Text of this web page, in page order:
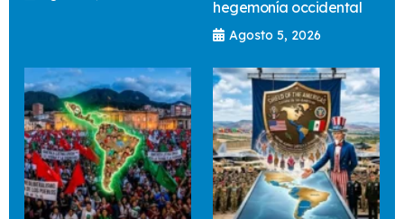
hegemonía occidental
Agosto 5, 2026